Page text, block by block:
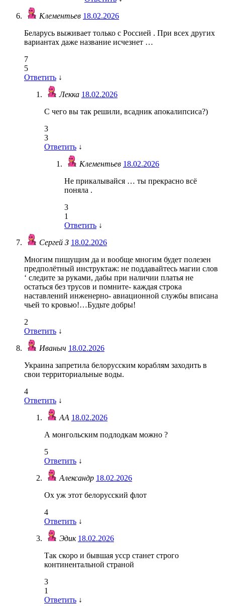
Клементьев 18.02.2026
Беларусь выживает только с Россией . При всех других
вариантах даже название исчезнет …
7
5
Ответить ↓
Лекка 18.02.2026
С чего вы так решили, всадник апокалипсиса?)
3
3
Ответить ↓
Клементьев 18.02.2026
Не прикалывайся … ты прекрасно всё
поняла .
3
1
Ответить ↓
Сергей З 18.02.2026
Многим пишущим да и вообще многим будет полезен
предполётный инструктаж: не поддавайтесь магии слов
‘ следите за руками, дабы при наличии платья не
остаться без трусов и помните- каждая строка
наставлений инженерно- авиационной службы вписана
чьей то кровью!…Будьте добры!
2
Ответить ↓
Иваныч 18.02.2026
Украина запретила белорусским кораблям заходить в
свои территориальные воды.
4
Ответить ↓
АА 18.02.2026
А монгольским подлодкам можно ?
5
Ответить ↓
Александр 18.02.2026
Ох уж этот белорусский флот
4
Ответить ↓
Эдик 18.02.2026
Так скоро и бывшая усср станет строго
континентальной страной
3
1
Ответить ↓